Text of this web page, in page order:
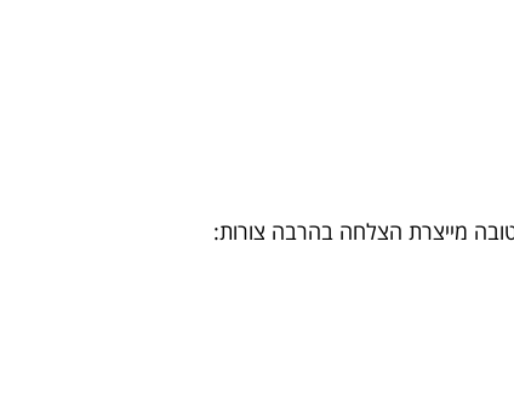
מייצרת הצלחה בהרבה צורות: